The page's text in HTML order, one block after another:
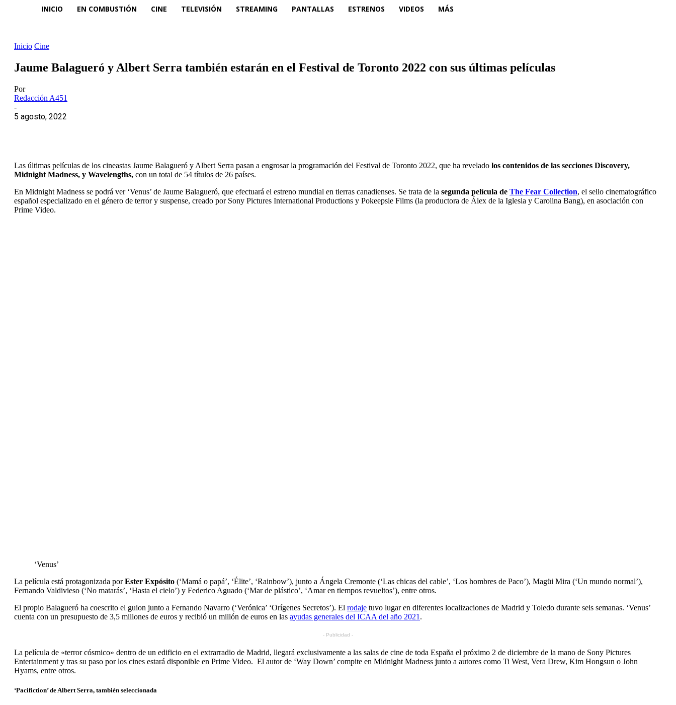
INICIO EN COMBUSTIÓN CINE TELEVISIÓN STREAMING PANTALLAS ESTRENOS VIDEOS MÁS
Inicio Cine
Jaume Balagueró y Albert Serra también estarán en el Festival de Toronto 2022 con sus últimas películas
Por
Redacción A451
-
5 agosto, 2022
Las últimas películas de los cineastas Jaume Balagueró y Albert Serra pasan a engrosar la programación del Festival de Toronto 2022, que ha revelado los contenidos de las secciones Discovery,
Midnight Madness, y Wavelengths, con un total de 54 títulos de 26 países.
En Midnight Madness se podrá ver ‘Venus’ de Jaume Balagueró, que efectuará el estreno mundial en tierras canadienses. Se trata de la segunda película de The Fear Collection, el sello cinematográfico
español especializado en el género de terror y suspense, creado por Sony Pictures International Productions y Pokeepsie Films (la productora de Álex de la Iglesia y Carolina Bang), en asociación con
Prime Video.
‘Venus’
La película está protagonizada porEster Expósito (‘Mamá o papá’, ‘Élite’, ‘Rainbow’), junto a Ángela Cremonte (‘Las chicas del cable’, ‘Los hombres de Paco’), Magüi Mira (‘Un mundo normal’),
Fernando Valdivieso (‘No matarás’, ‘Hasta el cielo’) y Federico Aguado (‘Mar de plástico’, ‘Amar en tiempos revueltos’), entre otros.
El propio Balagueró ha coescrito el guion junto a Fernando Navarro (‘Verónica’ ‘Orígenes Secretos’). El rodaje tuvo lugar en diferentes localizaciones de Madrid y Toledo durante seis semanas. ‘Venus’
cuenta con un presupuesto de 3,5 millones de euros y recibió un millón de euros en las ayudas generales del ICAA del año 2021 .
- Publicidad -
La película de «terror cósmico» dentro de un edificio en el extrarradio de Madrid, llegará exclusivamente a las salas de cine de toda España el próximo 2 de diciembre de la mano de Sony Pictures
Entertainment y tras su paso por los cines estará disponible en Prime Video. El autor de ‘Way Down’ compite en Midnight Madness junto a autores como Ti West, Vera Drew, Kim Hongsun o John
Hyams, entre otros.
‘Pacifiction’ de Albert Serra, también seleccionada